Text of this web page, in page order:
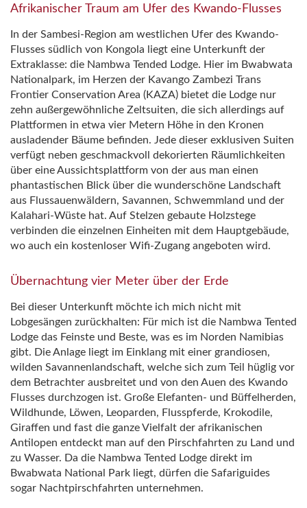
Afrikanischer Traum am Ufer des Kwando-Flusses
In der Sambesi-Region am westlichen Ufer des Kwando-
Flusses südlich von Kongola liegt eine Unterkunft der
Extraklasse: die Nambwa Tended Lodge. Hier im Bwabwata
Nationalpark, im Herzen der Kavango Zambezi Trans
Frontier Conservation Area (KAZA) bietet die Lodge nur
zehn außergewöhnliche Zeltsuiten, die sich allerdings auf
Plattformen in etwa vier Metern Höhe in den Kronen
ausladender Bäume befinden. Jede dieser exklusiven Suiten
verfügt neben geschmackvoll dekorierten Räumlichkeiten
über eine Aussichtsplattform von der aus man einen
phantastischen Blick über die wunderschöne Landschaft
aus Flussauenwäldern, Savannen, Schwemmland und der
Kalahari-Wüste hat. Auf Stelzen gebaute Holzstege
verbinden die einzelnen Einheiten mit dem Hauptgebäude,
wo auch ein kostenloser Wifi-Zugang angeboten wird.
Übernachtung vier Meter über der Erde
Bei dieser Unterkunft möchte ich mich nicht mit
Lobgesängen zurückhalten: Für mich ist die Nambwa Tented
Lodge das Feinste und Beste, was es im Norden Namibias
gibt. Die Anlage liegt im Einklang mit einer grandiosen,
wilden Savannenlandschaft, welche sich zum Teil hüglig vor
dem Betrachter ausbreitet und von den Auen des Kwando
Flusses durchzogen ist. Große Elefanten- und Büffelherden,
Wildhunde, Löwen, Leoparden, Flusspferde, Krokodile,
Giraffen und fast die ganze Vielfalt der afrikanischen
Antilopen entdeckt man auf den Pirschfahrten zu Land und
zu Wasser. Da die Nambwa Tented Lodge direkt im
Bwabwata National Park liegt, dürfen die Safariguides
sogar Nachtpirschfahrten unternehmen.